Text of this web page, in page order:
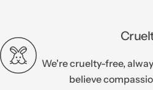
We're cruelty-free,
believe